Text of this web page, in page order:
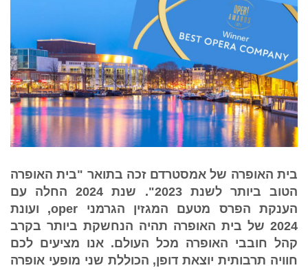
בית האופרה של אמסטרדם זכה בתואר "בית האופרה
הטוב ביותר לשנת 2023". שנת 2024 החלה עם
הענקת הפרס מטעם המגזין הגרמני oper, ועונת
2024 של בית האופרה תהיה הנחשקת ביותר בקרב
קהל חובבי האופרה מכל העולם. אנו מציעים לכם
חוויה תרבותית יוצאת דופן, הכוללת שני מופעי אופרה